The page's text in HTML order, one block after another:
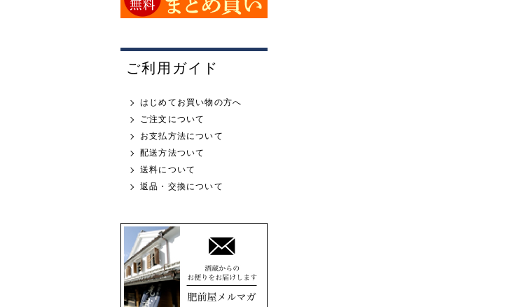
ご利用ガイド
はじめてお買い物の方へ
ご注文について
お支払方法について
配送方法ついて
送料について
返品・交換について